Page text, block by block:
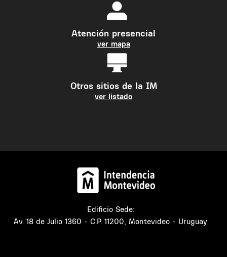
Atención presencial
ver mapa
Otros sitios de la IM
ver listado
Edificio Sede:
Av. 18 de Julio 1360 - C.P. 11200, Montevideo - Uruguay